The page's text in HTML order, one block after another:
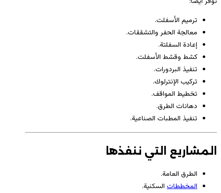
ترميم الأسفلت.
معالجة الحفر والتشققات.
إعادة السفلتة.
كشط وقشط الأسفلت.
تنفيذ البردورات.
تركيب الإنترلوك.
تخطيط المواقف.
دهانات الطرق.
تنفيذ المطبات الصناعية.
المشاريع التي ننفذها
الطرق العامة.
المخططات السكنية.